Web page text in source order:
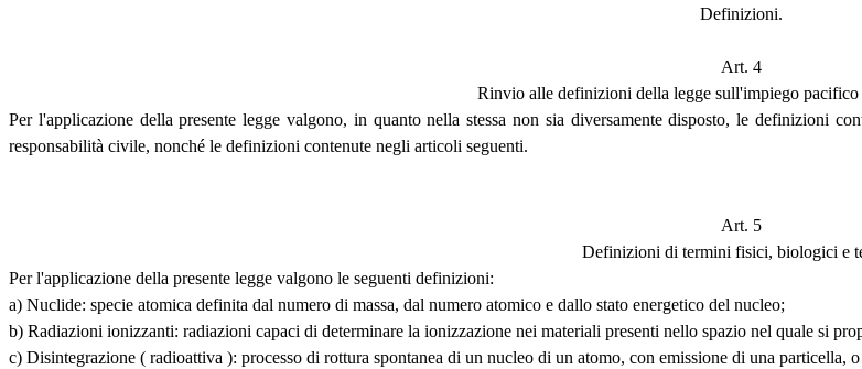
Definizioni.
Art. 4
Rinvio alle definizioni della legge sull'impiego pacifico
Per l'applicazione della presente legge valgono, in quanto nella stessa non sia diversamente disposto, le definizioni
responsabilità civile, nonché le definizioni contenute negli articoli seguenti.
Art. 5
Definizioni di termini fisici, biologici e
Per l'applicazione della presente legge valgono le seguenti definizioni:
a) Nuclide: specie atomica definita dal numero di massa, dal numero atomico e dallo stato energetico del nucleo;
b) Radiazioni ionizzanti: radiazioni capaci di determinare la ionizzazione nei materiali presenti nello spazio nel quale si
c) Disintegrazione ( radioattiva ): processo di rottura spontanea di un nucleo di un atomo, con emissione di una particella,